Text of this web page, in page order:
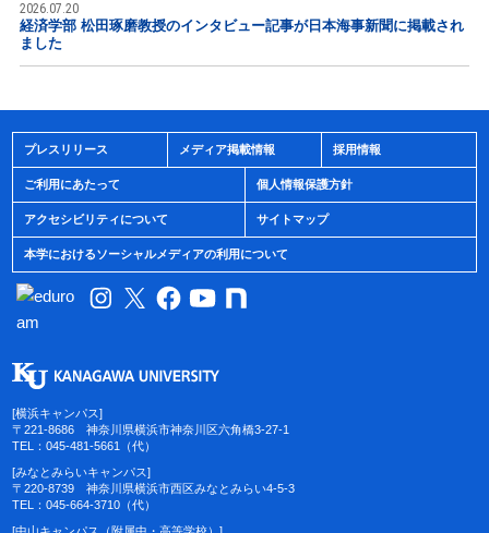
2026.07.20
経済学部 松田琢磨教授のインタビュー記事が日本海事新聞に掲載され
ました
プレスリリース メディア掲載情報 採用情報
ご利用にあたって 個人情報保護方針
アクセシビリティについて サイトマップ
本学におけるソーシャルメディアの利用について
[横浜キャンパス]
〒221-8686 神奈川県横浜市神奈川区六角橋3-27-1
TEL：045-481-5661（代）
[みなとみらいキャンパス]
〒220-8739 神奈川県横浜市西区みなとみらい4-5-3
TEL：045-664-3710（代）